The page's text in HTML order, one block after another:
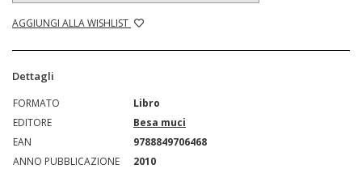
AGGIUNGI ALLA WISHLIST
Dettagli
FORMATO
Libro
EDITORE
Besa muci
EAN
9788849706468
ANNO PUBBLICAZIONE
2010